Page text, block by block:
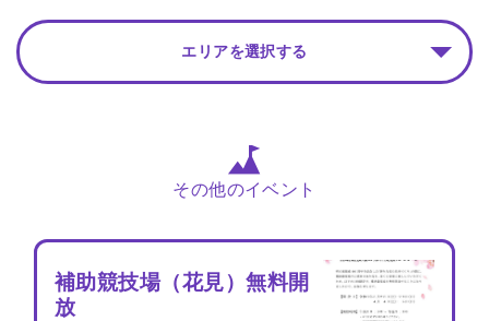
プライバシーポリシー
エリアを選択する
その他のイベント
補助競技場（花見）無料開
放